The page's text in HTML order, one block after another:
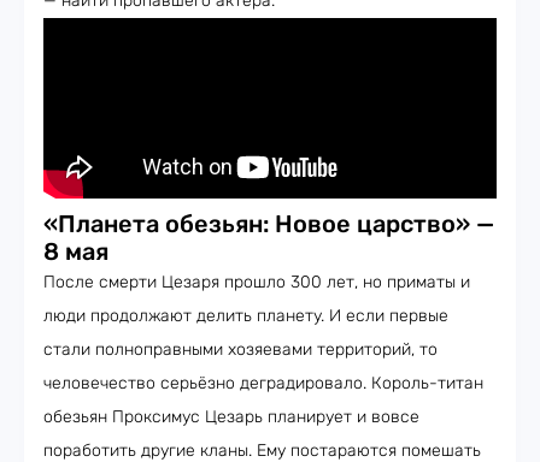
«Планета обезьян: Новое царство» —
8 мая
После смерти Цезаря прошло 300 лет, но приматы и
люди продолжают делить планету. И если первые
стали полноправными хозяевами территорий, то
человечество серьёзно деградировало. Король-титан
обезьян Проксимус Цезарь планирует и вовсе
поработить другие кланы. Ему постараются помешать